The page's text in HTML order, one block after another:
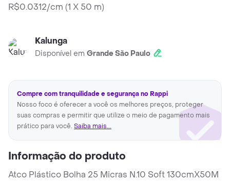
R$0.0312/cm (1 X 50 m)
Kalunga
Disponível em Grande São Paulo
Compre com tranquilidade e segurança no Rappi
Nosso foco é oferecer a você os melhores preços, proteger
suas compras e permitir que utilize o meio de pagamento mais
prático para você. Saiba mais...
Informação do produto
Atco Plástico Bolha 25 Micras N.10 Soft 130cmX50M